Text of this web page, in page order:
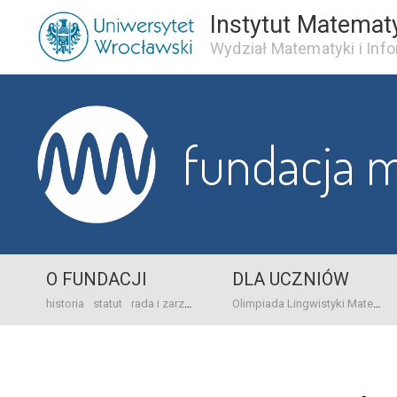
Instytut
Wydział Matematyki i
fundacja
O FUNDACJI
historia statut rada i zarząd dane bankowo-adresowe kontakt
DLA UCZNIÓW
Olimpiada Lingwistyki Matematycznej